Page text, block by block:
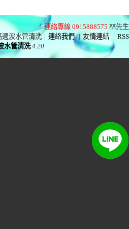
連絡專線 0915888575 林先生
週波水管清洗 | 連絡我們 | 友情連結 | RSS
水管清洗 4.20